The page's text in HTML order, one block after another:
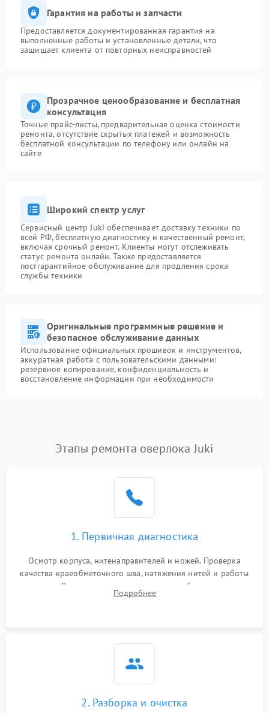
Гарантия на работы и запчасти
Предоставляется документированная гарантия на
выполненные работы и установленные детали, что
защищает клиента от повторных неисправностей
Прозрачное ценообразование и бесплатная
консультация
Точные прайс-листы, предварительная оценка стоимости
ремонта, отсутствие скрытых платежей и возможность
бесплатной консультации по телефону или онлайн на
сайте
Широкий спектр услуг
Сервисный центр Juki обеспечивает доставку техники по
всей РФ, бесплатную диагностику и качественный ремонт,
включая срочный ремонт. Клиенты могут отслеживать
статус ремонта онлайн. Также предоставляется
постгарантийное обслуживание для продления срока
службы техники
Оригинальные программные решение и
безопасное обслуживание данных
Использование официальных прошивок и инструментов,
аккуратная работа с пользовательскими данными:
резервное копирование, конфиденциальность и
восстановление информации при необходимости
Этапы ремонта оверлока Juki
1. Первичная диагностика
Осмотр корпуса, нитенаправителей и ножей. Проверка
качества краеобметочного шва, натяжения нитей и работы
педали. Выявление пропусков стежков, обрывов нити,
заклинивания или тупого среза ткани на тестовом образце.
Подробнее
2. Разборка и очистка